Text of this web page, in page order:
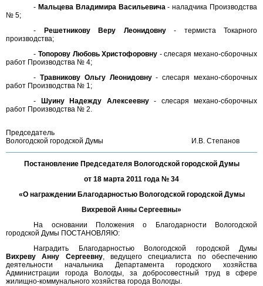
- Мальцева Владимира Васильевича- наладчика Производства
№ 5;
-
Решетникову Веру Леонидовну- термиста Токарного
производства;
- Топорову Любовь Христофоровну - слесаря механо-сборочных
работ Производства № 4;
-Травникову Ольгу Леонидовну- слесаря механо-сборочных
работ Производства № 1;
-
Шуину Надежду Алексеевну- слесаря механо-сборочных
работ Производства № 2.
Председатель
Вологодской городской Думы
И.В. Степанов
Постановление Председателя Вологодской городской Думы
от 18 марта 2011 года № 34
«О награждении Благодарностью Вологодской городской Думы
Вихревой Анны Сергеевны»
На основании Положения о Благодарности Вологодской
городской Думы ПОСТАНОВЛЯЮ:
Наградить Благодарностью Вологодской городской Думы
Вихреву Анну Сергеевну, ведущего специалиста по обеспечению
деятельности начальника Департамента городского хозяйства
Администрации города Вологды, за добросовестный труд в сфере
жилищно-коммунального хозяйства города Вологды.